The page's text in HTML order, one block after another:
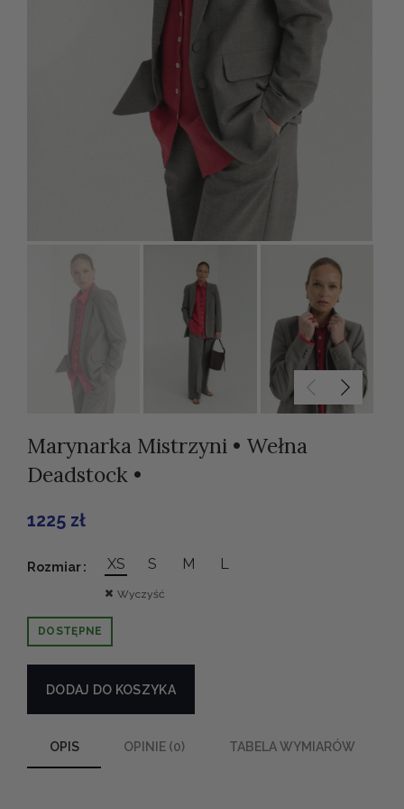
Marynarka Mistrzyni • Wełna
Deadstock •
1225 zł
Rozmiar XS S M L
Wyczyść
DOSTĘPNE
DODAJ DO KOSZYKA
Alternative:
OPIS OPINIE (0) TABELA WYMIARÓW